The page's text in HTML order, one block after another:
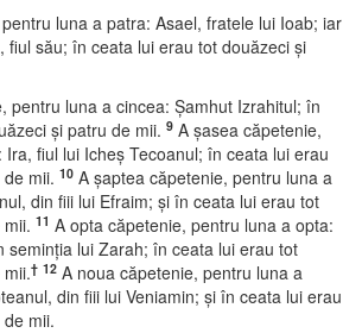
luna a patra: Asael, fratele lui Ioab; iar
fiul său; în ceata lui erau tot douăzeci şi
pentru luna a cincea: Şamhut Izrahitul; în
şi patru de mii. 9 A şasea căpetenie,
fiul lui Icheş Tecoanul; în ceata lui erau
mii. 10 A şaptea căpetenie, pentru luna a
din fiii lui Efraim; şi în ceata lui erau tot
11 A opta căpetenie, pentru luna a opta:
seminţia lui Zarah; în ceata lui erau tot
† 12 A noua căpetenie, pentru luna a
din fiii lui Veniamin; şi în ceata lui erau
mii.